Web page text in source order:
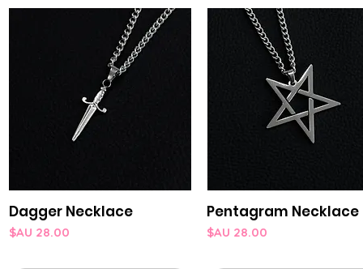
العرض السريع
Pentagram Necklace
السعر
العرض السريع
Dagger Necklace
السعر